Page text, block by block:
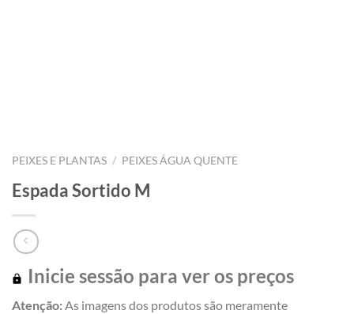
PEIXES E PLANTAS / PEIXES ÁGUA QUENTE
Espada Sortido M
Inicie sessão para ver os preços
Atenção:As imagens dos produtos são meramente